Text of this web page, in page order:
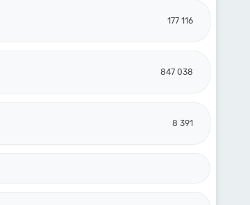
177 116
847 038
8 391